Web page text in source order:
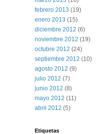
febrero 2013 (19)
enero 2013 (15)
diciembre 2012 (6)
noviembre 2012 (19)
octubre 2012 (24)
septiembre 2012 (10)
agosto 2012 (9)
julio 2012 (7)
junio 2012 (8)
mayo 2012 (11)
abril 2012 (5)
Etiquetas